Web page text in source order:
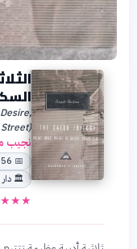
نجيب
📅
🏛
★
★
★